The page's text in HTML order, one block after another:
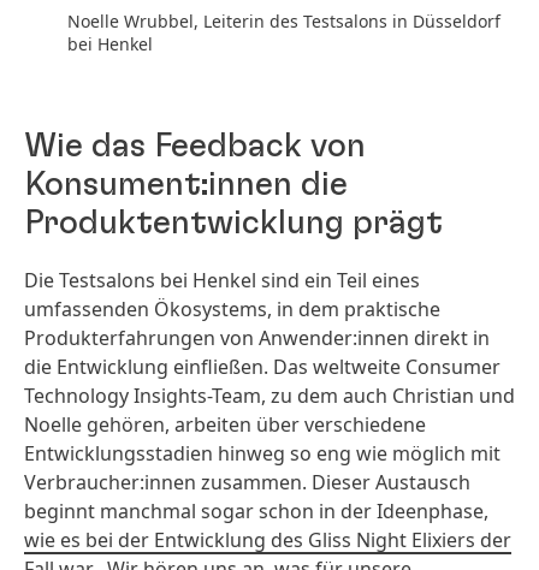
Noelle Wrubbel, Leiterin des Testsalons in Düsseldorf
bei Henkel
Wie das Feedback von
Konsument:innen die
Produktentwicklung prägt
Die Testsalons bei Henkel sind ein Teil eines
umfassenden Ökosystems, in dem praktische
Produkterfahrungen von Anwender:innen direkt in
die Entwicklung einfließen. Das weltweite Consumer
Technology Insights-Team, zu dem auch Christian und
Noelle gehören, arbeiten über verschiedene
Entwicklungsstadien hinweg so eng wie möglich mit
Verbraucher:innen zusammen. Dieser Austausch
beginnt manchmal sogar schon in der Ideenphase,
wie es bei der Entwicklung des Gliss Night Elixiers der